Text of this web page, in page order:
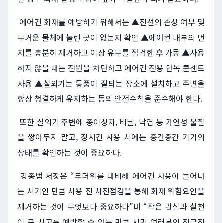
에어컨 화재를 예방하기 위해서는 ▲전선의 손상 여부 및
무거운 물체에 눌린 곳이 없는지 확인 ▲에어컨 내부의 먼
지를 충분히 제거하고 이상 유무를 점검한 후 가동 ▲사용
하지 않을 때는 전원을 차단하고 에어컨 전용 단독 콘센트
사용 ▲실외기는 통풍이 잘되는 장소에 설치하고 주변을
항상 청결하게 유지하는 등의 안전수칙을 준수해야 한다.
또한 실외기 주변에 종이상자, 비닐, 낙엽 등 가연성 물질
을 쌓아두지 말고, 장시간 사용 시에는 중간중간 기기의
상태를 확인하는 것이 중요하다.
강종범 서장은 “무더위를 대비해 에어컨 사용이 늘어나
는 시기인 만큼 사용 전 사전점검을 통해 화재 위험요인을
제거하는 것이 무엇보다 중요하다”며 “작은 관심과 실천